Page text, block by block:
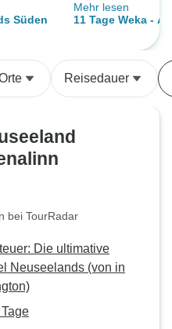
Süden
auf dem Milford
schreckliches
Straßen führte.
fantastischen
auch bei
Proviant
Mehr lesen
11 Tage Weka -
ultimative Reise
Neuseelands
Reisedauer
bei TourRadar
Die ultimative
Neuseelands (von in